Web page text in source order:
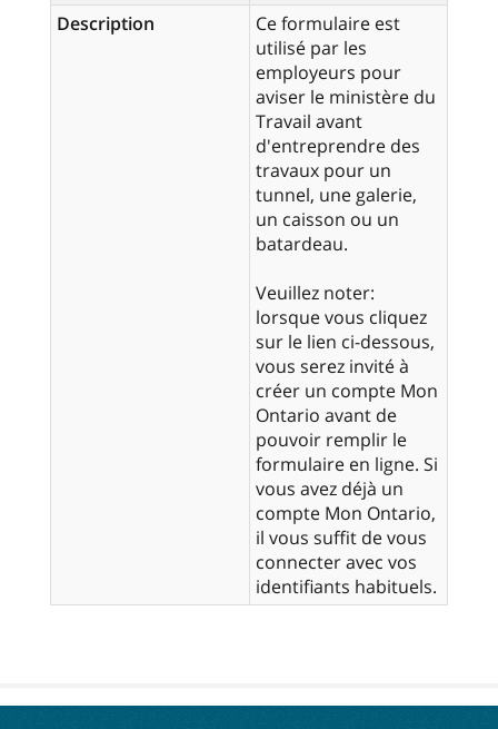
Description
Ce formulaire est
utilisé par les
employeurs pour
aviser le ministère du
Travail avant
d'entreprendre des
travaux pour un
tunnel, une galerie,
un caisson ou un
batardeau.
Veuillez noter:
lorsque vous cliquez
sur le lien ci-dessous,
vous serez invité à
créer un compte Mon
Ontario avant de
pouvoir remplir le
formulaire en ligne. Si
vous avez déjà un
compte Mon Ontario,
il vous suffit de vous
connecter avec vos
identifiants habituels.